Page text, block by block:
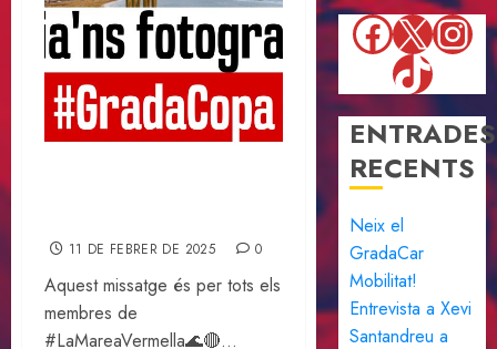
11 DE FEBRER DE 2025 0
Aquest missatge és per tots els
membres de
#LaMareaVermella🌊🔴...
X
TikTok
ENTRADES
RECENTS
Neix el
GradaCar
Mobilitat!
Entrevista a Xevi
Santandreu a